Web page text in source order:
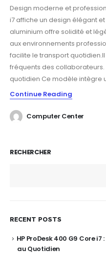
Design moderne et
i7 affiche un design élégant
aluminium offre solidité et
aux environnements
facilite le transport
fréquents des
quotidien Ce modèle intègre
Continue Reading
Computer Center
RECHERCHER
RECENT POSTS
HP ProDesk 400 G9 Core
au Quotidien